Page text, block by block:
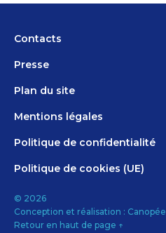
Contacts
Presse
Plan du site
Mentions légales
Politique de confidentialité
Politique de cookies (UE)
© 2026
Conception et réalisation : Canopée
Retour en haut de page ↑